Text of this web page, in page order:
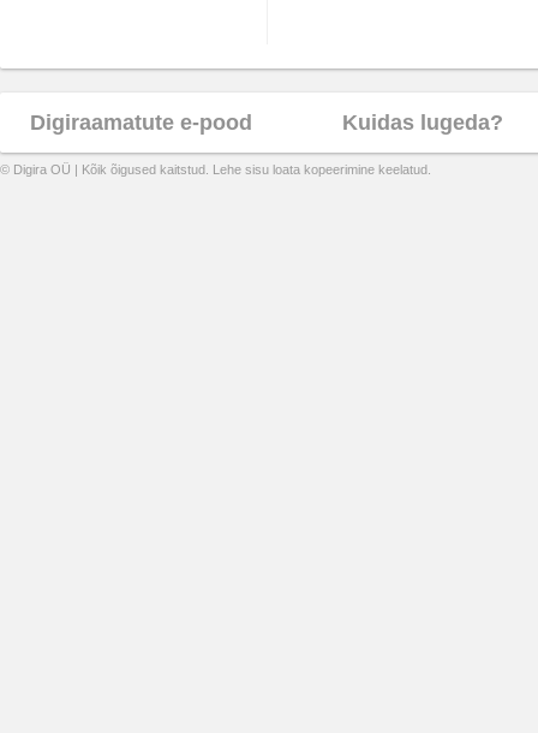
Digiraamatute e-pood Kuidas lugeda?
© Digira OÜ | Kõik õigused kaitstud. Lehe sisu loata kopeerimine keelatud.